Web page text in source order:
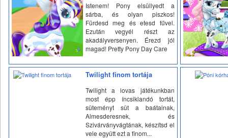
Istenem! Pony elsüllyedt a
sárba, és olyan piszkos!
Fürdesd meg és etesd fűvel.
Ezután vegyél részt az
akadályversenyen. Érezd jól
magad! Pretty Pony Day Care
Twilight finom tortája
Twilight a lovas játékunkban
most épp íncsiklandó tortát,
süteményt süt a baátainak,
Almesderesnek, és
Szivárványvágtának, készítsd el
vele együtt ezt a finom...